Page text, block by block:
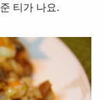
티가 나요.